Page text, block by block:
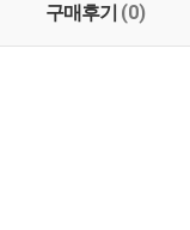
구매후기 (0)